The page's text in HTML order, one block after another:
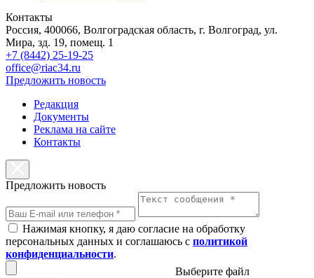
Контакты
Россия, 400066, Волгоградская область, г. Волгоград, ул.
Мира, зд. 19, помещ. 1
+7 (8442) 25-19-25
office@riac34.ru
Предложить новость
Редакция
Документы
Реклама на сайте
Контакты
Предложить новость
Нажимая кнопку, я даю согласие на обработку
персональных данных и соглашаюсь с политикой
конфиденциальности.
Выберите файл